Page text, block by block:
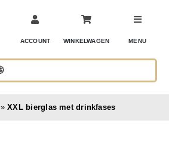
ACCOUNT WINKELWAGEN MENU
»XXL bierglas met drinkfases